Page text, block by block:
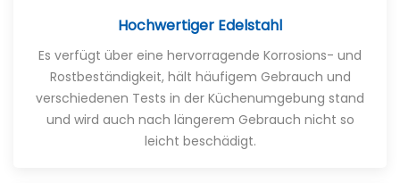
Hochwertiger Edelstahl
Es verfügt über eine hervorragende Korrosions- und
Rostbeständigkeit, hält häufigem Gebrauch und
verschiedenen Tests in der Küchenumgebung stand
und wird auch nach längerem Gebrauch nicht so
leicht beschädigt.